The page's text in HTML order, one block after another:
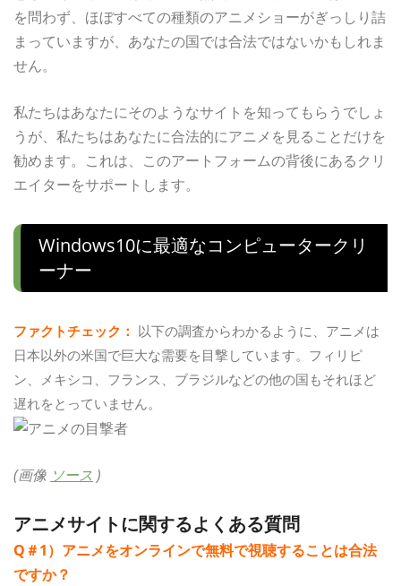
を問わず、ほぼすべての種類のアニメショーがぎっしり詰
まっていますが、あなたの国では合法ではないかもしれま
せん。
私たちはあなたにそのようなサイトを知ってもらうでしょ
うが、私たちはあなたに合法的にアニメを見ることだけを
勧めます。これは、このアートフォームの背後にあるクリ
エイターをサポートします。
Windows10に最適なコンピュータークリ
ーナー
ファクトチェック： 以下の調査からわかるように、アニメは
日本以外の米国で巨大な需要を目撃しています。フィリピ
ン、メキシコ、フランス、ブラジルなどの他の国もそれほど
遅れをとっていません。
(画像 ソース )
アニメサイトに関するよくある質問
Q＃1）アニメをオンラインで無料で視聴することは合法
ですか？